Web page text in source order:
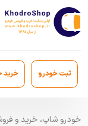
ثبت خودرو خرید